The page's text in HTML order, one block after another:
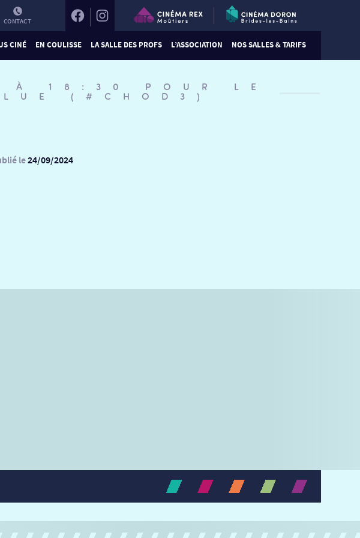
CONTACT
CINÉ EN COULISSE LA SALLE DES PROFS L’ASSOCIATION NOS SALLES & TARIFS
À 18:30 POUR LE
(#CHOD3)
le24/09/2024